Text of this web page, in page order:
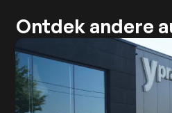
Ontdek andere